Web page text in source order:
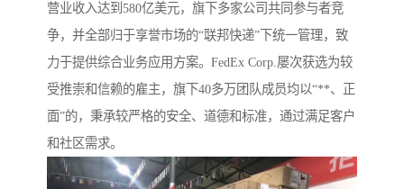
营业收入达到580亿美元，旗下多家公司共同参与者竞
争，并全部归于享誉市场的“联邦快递”下统一管理，致
力于提供综合业务应用方案。FedEx Corp.屡次获选为较
受推崇和信赖的雇主，旗下40多万团队成员均以“**、正
面”的，秉承较严格的安全、道德和标准，通过满足客户
和社区需求。